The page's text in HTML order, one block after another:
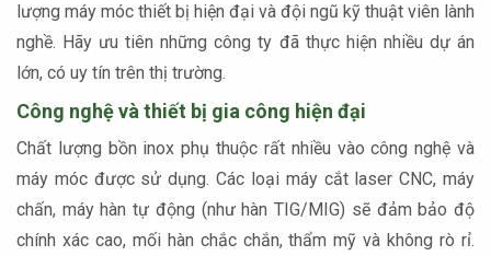
lượng máy móc thiết bị hiện đại và đội ngũ kỹ thuật viên lành
nghề. Hãy ưu tiên những công ty đã thực hiện nhiều dự án
lớn, có uy tín trên thị trường.
Công nghệ và thiết bị gia công hiện đại
Chất lượng bồn inox phụ thuộc rất nhiều vào công nghệ và
máy móc được sử dụng. Các loại máy cắt laser CNC, máy
chấn, máy hàn tự động (như hàn TIG/MIG) sẽ đảm bảo độ
chính xác cao, mối hàn chắc chắn, thẩm mỹ và không rò rỉ.